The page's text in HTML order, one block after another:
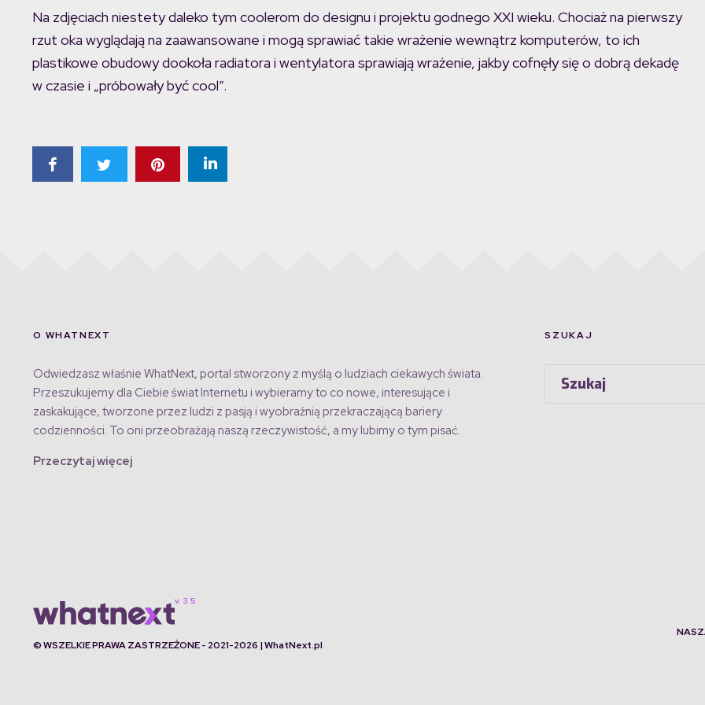
Na zdjęciach niestety daleko tym coolerom do designu i projektu godnego XXI wieku. Chociaż na pierwszy
rzut oka wyglądają na zaawansowane i mogą sprawiać takie wrażenie wewnątrz komputerów, to ich
plastikowe obudowy dookoła radiatora i wentylatora sprawiają wrażenie, jakby cofnęły się o dobrą dekadę
w czasie i „próbowały być cool”.
O WHATNEXT
Odwiedzasz właśnie WhatNext, portal stworzony z myślą o ludziach ciekawych świata.
Przeszukujemy dla Ciebie świat Internetu i wybieramy to co nowe, interesujące i
zaskakujące, tworzone przez ludzi z pasją i wyobraźnią przekraczającą bariery
codzienności. To oni przeobrażają naszą rzeczywistość, a my lubimy o tym pisać.
Przeczytaj więcej
SZUKAJ
© WSZELKIE PRAWA ZASTRZEŻONE - 2021-2026 | WhatNext.pl